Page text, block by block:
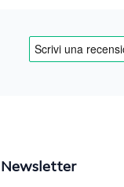
Newsletter